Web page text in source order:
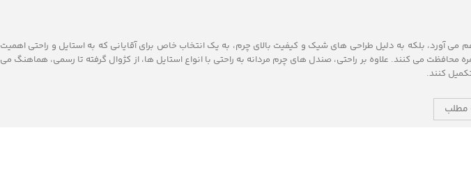
آورد، بلکه به دلیل طراحی‌ های شیک و کیفیت بالای چرم، به یک انتخاب خاص برای آقایانی که به استایل و راحتی اهمیت
می‌ کنند. علاوه بر راحتی، صندل‌ های چرم مردانه به راحتی با انواع استایل ‌ها، از کژوال گرفته تا رسمی، هماهنگ می
کنند.
مطلب